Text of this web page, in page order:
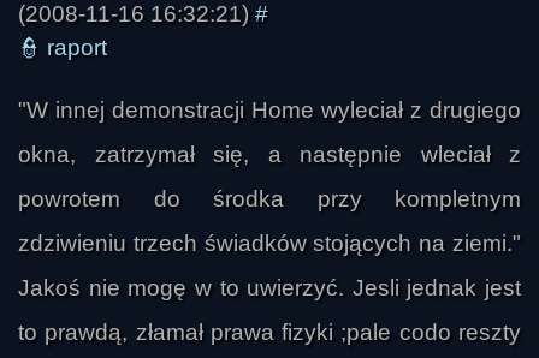
(2008-11-16 16:32:21) #
👮 raport
"W innej demonstracji Home wyleciał z drugiego
okna, zatrzymał się, a następnie wleciał z
powrotem do środka przy kompletnym
zdziwieniu trzech świadków stojących na ziemi."
Jakoś nie mogę w to uwierzyć. Jesli jednak jest
to prawdą, złamał prawa fizyki ;pale codo reszty
mucha